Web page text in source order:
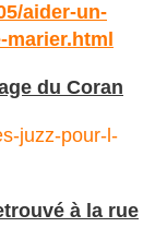
aider-un-
du Coran
juzz-pour-l-
à la rue